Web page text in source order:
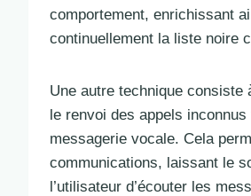
comportement, enrichissant
continuellement la liste noire
Une autre technique consiste
le renvoi des appels
messagerie vocale. Cela
communications, laissant le
l’utilisateur d’écouter les